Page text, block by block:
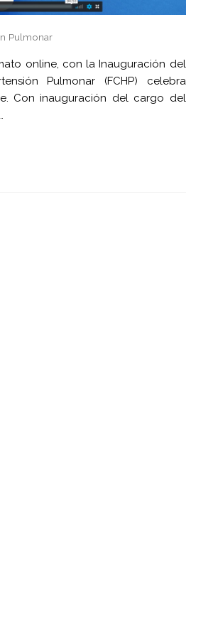
Pulmonar
online, con la Inauguración del
Pulmonar (FCHP) celebra
Con inauguración del cargo del